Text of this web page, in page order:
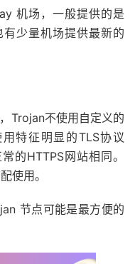
机场，一般提供的是
少量机场提供最新的
Trojan不使用自定义的
特征明显的TLS协议
的HTTPS网站相同。
使用。
节点可能是最方便的